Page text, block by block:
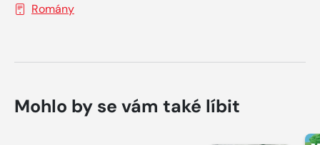
Romány
Mohlo by se vám také líbit